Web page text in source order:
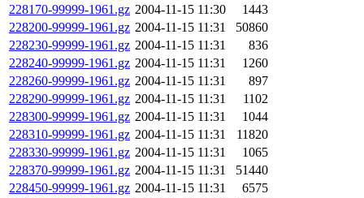
228170-99999-1961.gz 2004-11-15 11:30
1443
228200-99999-1961.gz 2004-11-15 11:31
50860
228230-99999-1961.gz 2004-11-15 11:31
836
228240-99999-1961.gz 2004-11-15 11:31
1260
228260-99999-1961.gz 2004-11-15 11:31
897
228290-99999-1961.gz 2004-11-15 11:31
1102
228300-99999-1961.gz 2004-11-15 11:31
1044
228310-99999-1961.gz 2004-11-15 11:31
11820
228330-99999-1961.gz 2004-11-15 11:31
1065
228370-99999-1961.gz 2004-11-15 11:31
51440
228450-99999-1961.gz 2004-11-15 11:31
6575